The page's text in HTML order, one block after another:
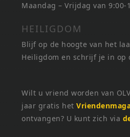
Maandag – Vrijdag van 9:00-
HEILIGDOM
Blijf op de hoogte van het
Heiligdom en schrijf je in op
Wilt u vriend worden van
jaar gratis het
ontvangen? U kunt zich via